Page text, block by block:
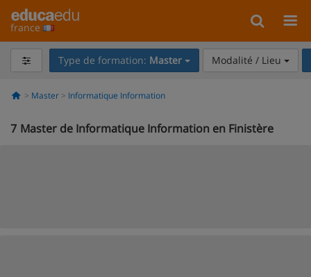
france
Type de formation: Master Modalité / Lieu
Master Informatique Information
7 Master de Informatique Information en Finistère